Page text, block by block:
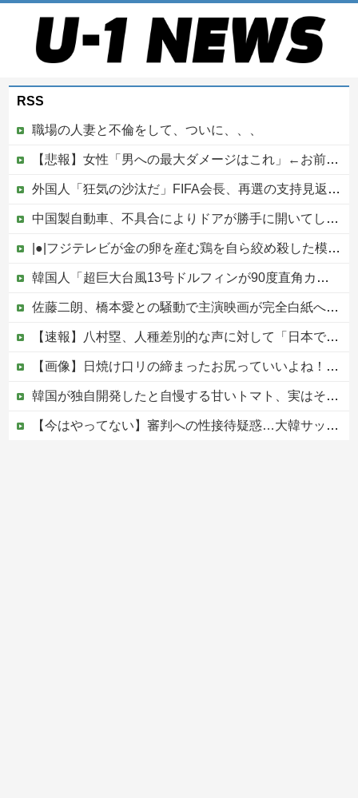
RSS
職場の人妻と不倫をして、ついに、、、
【悲報】女性「男への最大ダメージはこれ」←お前ら耐えられる？
外国人「狂気の沙汰だ」FIFA会長、再選の支持見返りにモロッコへ2030年W杯決勝の開催を打診か！海外から批判殺到！【海外の反応】
中国製自動車、不具合によりドアが勝手に開いてしまう件
|●|フジテレビが金の卵を産む鶏を自ら絞め殺した模様、社運を賭けたドル箱コンテンツが御蔵入りになってしまい……
韓国人「超巨大台風13号ドルフィンが90度直角カーブで韓国に向かう予想‥世界各国の最新スパコン気象予測モデルがはじき出した直近の台風進路図がこちらです‥」
佐藤二朗、橋本愛との騒動で主演映画が完全白紙へｗｗｗｗｗ
【速報】八村塁、人種差別的な声に対して「日本で生まれ日本で育ち日本語話す。誰に何を言われようが日本人、日本人であるプライドがある」他
【画像】日焼け口リの締まったお尻っていいよね！ｗｗｗｗｗ
韓国が独自開発したと自慢する甘いトマト、実はそこら辺のトマトに砂糖水を注入していただけなのが判明して大問題にw
【今はやってない】審判への性接待疑惑…大韓サッカー協会が声明「現在は一切発生していない」